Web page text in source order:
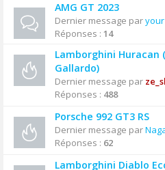
AMG GT 2023
Dernier message par
Réponses : 14
Lamborghini Huracan
Gallardo)
Dernier message par
Réponses : 488
Porsche 992 GT3 RS
Dernier message par
Réponses : 62
Lamborghini Diablo